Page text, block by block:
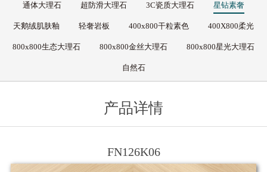
通体大理石 超防滑大理石 3C瓷质大理石 星钻素奢
天鹅绒肌肤釉 轻奢岩板 400x800干粒素色 400X800柔光
800x800生态大理石 800x800金丝大理石 800x800星光大理石
自然石
产品详情
FN126K06